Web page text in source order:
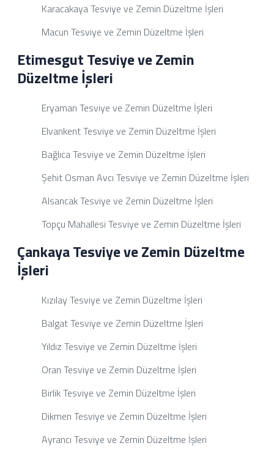
Karacakaya Tesviye ve Zemin Düzeltme İşleri
Macun Tesviye ve Zemin Düzeltme İşleri
Etimesgut Tesviye ve Zemin
Düzeltme İşleri
Eryaman Tesviye ve Zemin Düzeltme İşleri
Elvankent Tesviye ve Zemin Düzeltme İşleri
Bağlıca Tesviye ve Zemin Düzeltme İşleri
Şehit Osman Avcı Tesviye ve Zemin Düzeltme İşleri
Alsancak Tesviye ve Zemin Düzeltme İşleri
Topçu Mahallesi Tesviye ve Zemin Düzeltme İşleri
Çankaya Tesviye ve Zemin Düzeltme
İşleri
Kızılay Tesviye ve Zemin Düzeltme İşleri
Balgat Tesviye ve Zemin Düzeltme İşleri
Yıldız Tesviye ve Zemin Düzeltme İşleri
Oran Tesviye ve Zemin Düzeltme İşleri
Birlik Tesviye ve Zemin Düzeltme İşleri
Dikmen Tesviye ve Zemin Düzeltme İşleri
Ayrancı Tesviye ve Zemin Düzeltme İşleri